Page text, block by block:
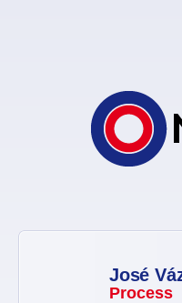
José
Process